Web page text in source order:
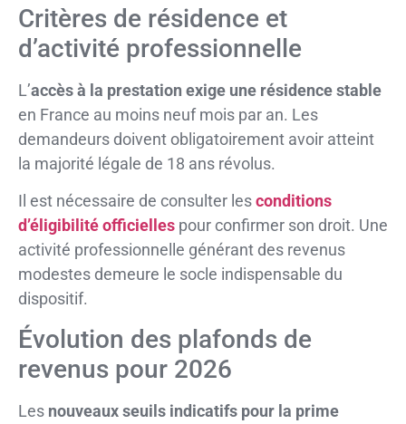
Critères de résidence et
d’activité professionnelle
L’accès à la prestation exige une résidence stable
en France au moins neuf mois par an. Les
demandeurs doivent obligatoirement avoir atteint
la majorité légale de 18 ans révolus.
Il est nécessaire de consulter lesconditions
d’éligibilité officielles pour confirmer son droit. Une
activité professionnelle générant des revenus
modestes demeure le socle indispensable du
dispositif.
Évolution des plafonds de
revenus pour 2026
Les nouveaux seuils indicatifs pour la prime